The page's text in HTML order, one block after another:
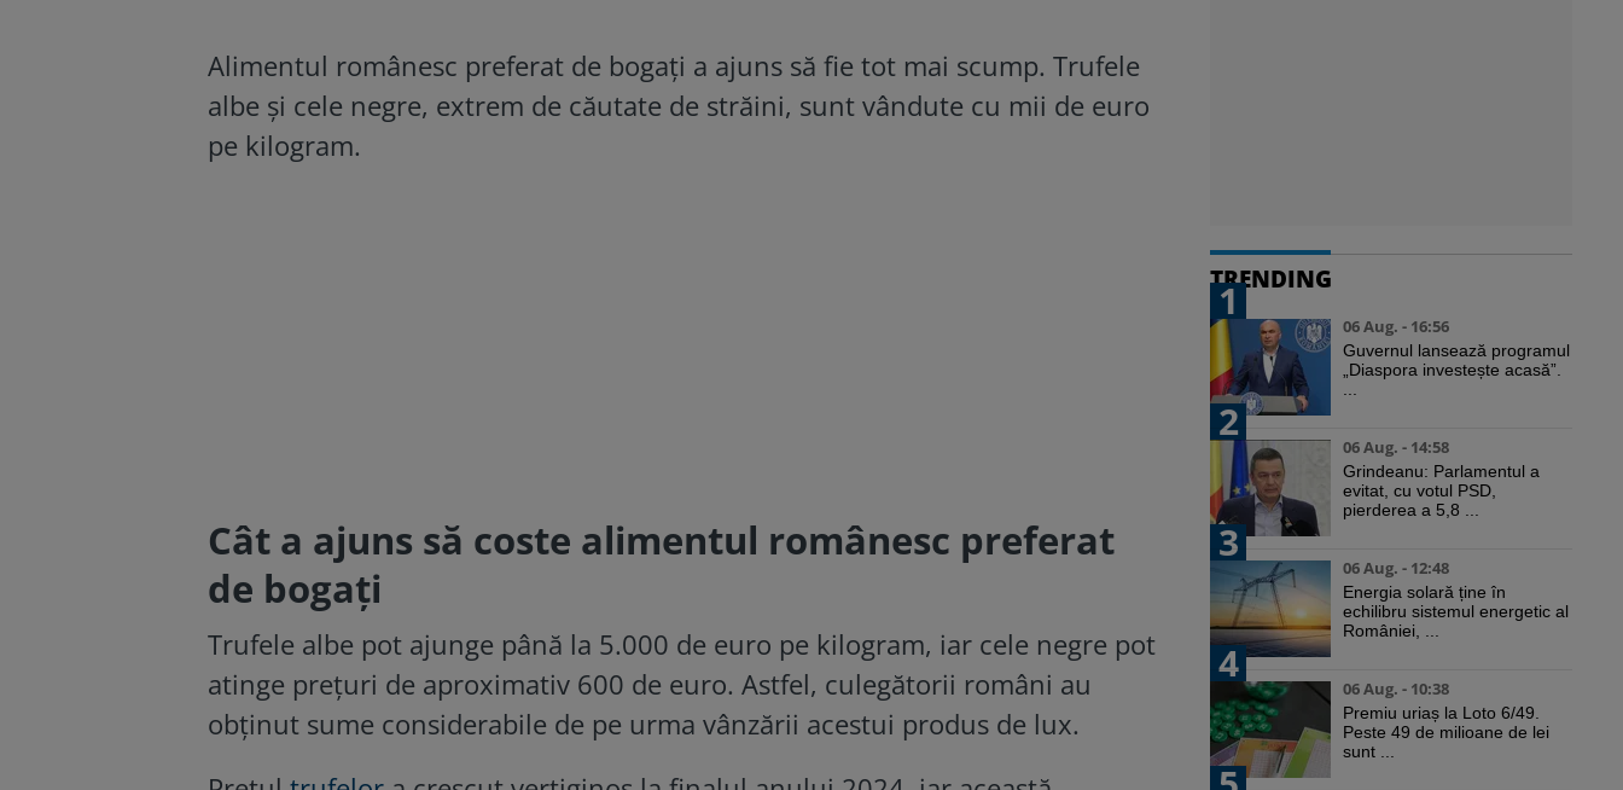
Alimentul românesc preferat de bogați a ajuns să fie tot mai scump. Trufele
albe și cele negre, extrem de căutate de străini, sunt vândute cu mii de euro
pe kilogram.
Cât a ajuns să coste alimentul românesc preferat
de bogați
Trufele albe pot ajunge până la 5.000 de euro pe kilogram, iar cele negre pot
atinge prețuri de aproximativ 600 de euro. Astfel, culegătorii români au
obținut sume considerabile de pe urma vânzării acestui produs de lux.
TRENDING
1
06 Aug. - 16:56
Guvernul lansează programul
„Diaspora investește acasă”.
2
06 Aug. - 14:58
Grindeanu: Parlamentul a
evitat, cu votul PSD,
pierderea a 5,8 ...
3
06 Aug. - 12:48
Energia solară ține în
echilibru sistemul energetic al
României, ...
4
06 Aug. - 10:38
Premiu uriaș la Loto 6/49.
Peste 49 de milioane de lei
sunt ...